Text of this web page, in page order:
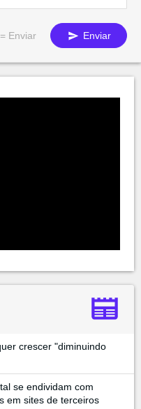
Enviar Enviar
crescer "diminuindo
se endividam com
em sites de terceiros